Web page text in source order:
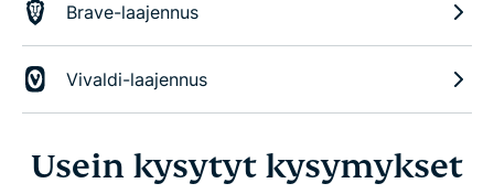
Brave-laajennus
Vivaldi-laajennus
Usein kysytyt kysymykset